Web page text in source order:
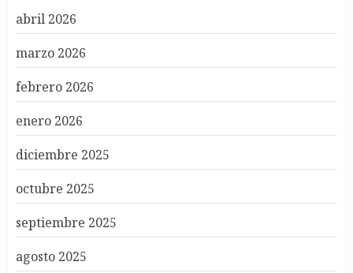
abril 2026
marzo 2026
febrero 2026
enero 2026
diciembre 2025
octubre 2025
septiembre 2025
agosto 2025